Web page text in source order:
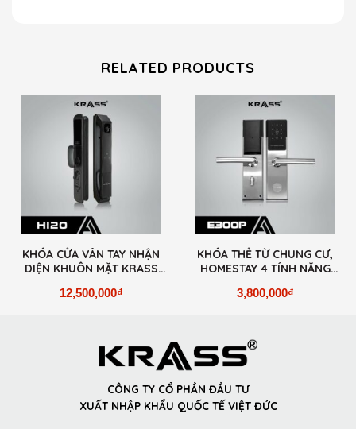
RELATED PRODUCTS
KHÓA CỬA VÂN TAY NHẬN
DIỆN KHUÔN MẶT KRASS
12,500,000₫
KHÓA THẺ TỪ CHUNG CƯ,
HOMESTAY 4 TÍNH NĂNG
3,800,000₫
CÔNG TY CỔ PHẦN ĐẦU TƯ
XUẤT NHẬP KHẨU QUỐC TẾ VIỆT ĐỨC